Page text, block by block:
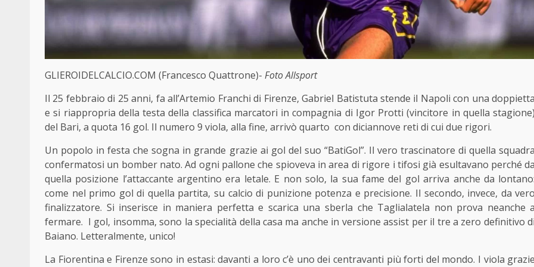
GLIEROIDELCALCIO.COM (Francesco Quattrone)- FotoAllsport
Il 25 febbraio di 25 anni, fa all’Artemio Franchi di Firenze, Gabriel Batistuta stende il Napoli con una doppietta
e si riappropria della testa della classifica marcatori in compagnia di Igor Protti (vincitore in quella stagione)
del Bari, a quota 16 gol. Il numero 9 viola, alla fine, arrivò quarto con diciannove reti di cui due rigori.
Un popolo in festa che sogna in grande grazie ai gol del suo “BatiGol”. Il vero trascinatore di quella squadra
confermatosi un bomber nato. Ad ogni pallone che spioveva in area di rigore i tifosi già esultavano perché da
quella posizione l’attaccante argentino era letale. E non solo, la sua fame del gol arriva anche da lontano:
come nel primo gol di quella partita, su calcio di punizione potenza e precisione. Il secondo, invece, da vero
finalizzatore. Si inserisce in maniera perfetta e scarica una sberla che Taglialatela non prova neanche a
fermare. I gol, insomma, sono la specialità della casa ma anche in versione assist per il tre a zero definitivo di
Baiano. Letteralmente, unico!
La Fiorentina e Firenze sono in estasi: davanti a loro c’è uno dei centravanti più forti del mondo. I viola grazie